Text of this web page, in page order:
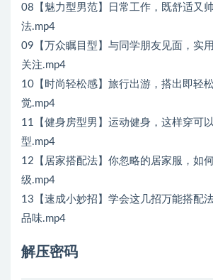
08【魅力型男范】日常工作，既舒适又
法.mp4
09【万众瞩目型】与同学朋友见面，实
关注.mp4
10【时尚轻松感】旅行出游，搭出即轻
觉.mp4
11【健身房型男】运动健身，这样穿可
型.mp4
12【居家搭配法】你忽略的居家服，如
级.mp4
13【速成小妙招】学会这几招万能搭配
品味.mp4
解压密码